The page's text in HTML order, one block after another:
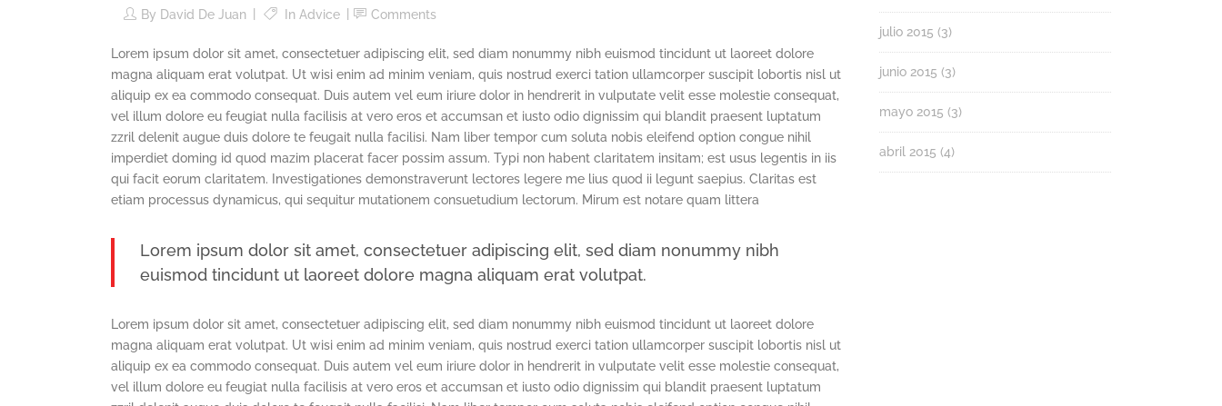
By David De Juan In Advice Comments
Lorem ipsum dolor sit amet, consectetuer adipiscing elit, sed diam nonummy nibh euismod tincidunt ut laoreet dolore
magna aliquam erat volutpat. Ut wisi enim ad minim veniam, quis nostrud exerci tation ullamcorper suscipit lobortis nisl ut
aliquip ex ea commodo consequat. Duis autem vel eum iriure dolor in hendrerit in vulputate velit esse molestie consequat,
vel illum dolore eu feugiat nulla facilisis at vero eros et accumsan et iusto odio dignissim qui blandit praesent luptatum
zzril delenit augue duis dolore te feugait nulla facilisi. Nam liber tempor cum soluta nobis eleifend option congue nihil
imperdiet doming id quod mazim placerat facer possim assum. Typi non habent claritatem insitam; est usus legentis in iis
qui facit eorum claritatem. Investigationes demonstraverunt lectores legere me lius quod ii legunt saepius. Claritas est
etiam processus dynamicus, qui sequitur mutationem consuetudium lectorum. Mirum est notare quam littera
Lorem ipsum dolor sit amet, consectetuer adipiscing elit, sed diam nonummy nibh
euismod tincidunt ut laoreet dolore magna aliquam erat volutpat.
Lorem ipsum dolor sit amet, consectetuer adipiscing elit, sed diam nonummy nibh euismod tincidunt ut laoreet dolore
magna aliquam erat volutpat. Ut wisi enim ad minim veniam, quis nostrud exerci tation ullamcorper suscipit lobortis nisl ut
aliquip ex ea commodo consequat. Duis autem vel eum iriure dolor in hendrerit in vulputate velit esse molestie consequat,
vel illum dolore eu feugiat nulla facilisis at vero eros et accumsan et iusto odio dignissim qui blandit praesent luptatum
julio 2015 (3)
junio 2015 (3)
mayo 2015 (3)
abril 2015 (4)